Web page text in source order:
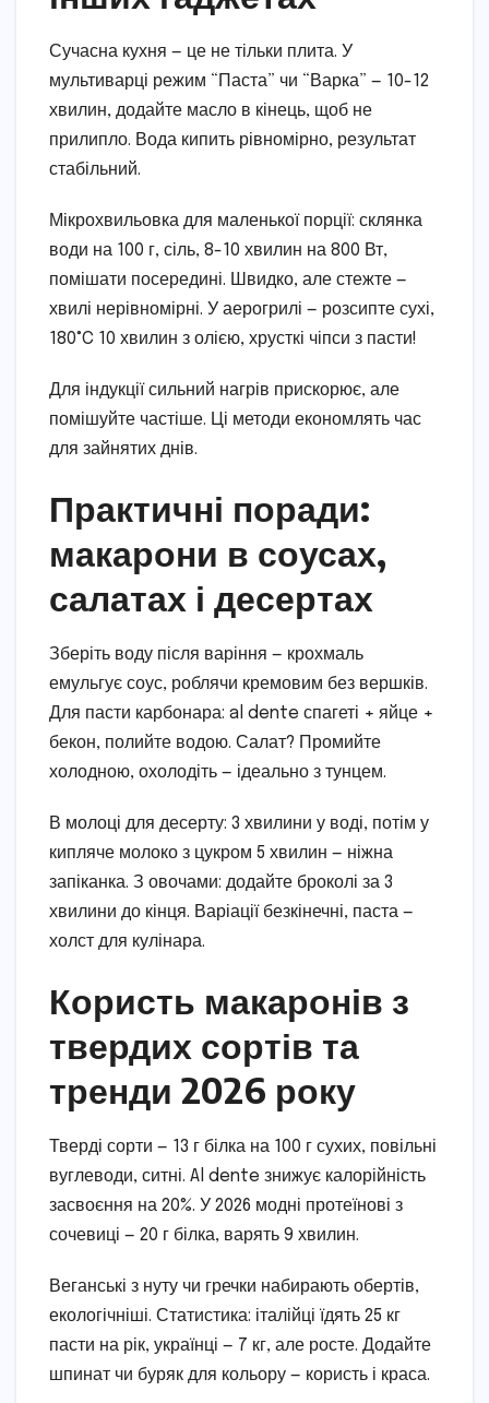
Сучасна кухня — це не тільки плита. У
мультиварці режим “Паста” чи “Варка” — 10-12
хвилин, додайте масло в кінець, щоб не
прилипло. Вода кипить рівномірно, результат
стабільний.
Мікрохвильовка для маленької порції: склянка
води на 100 г, сіль, 8-10 хвилин на 800 Вт,
помішати посередині. Швидко, але стежте —
хвилі нерівномірні. У аерогрилі — розсипте сухі,
180°C 10 хвилин з олією, хрусткі чіпси з пасти!
Для індукції сильний нагрів прискорює, але
помішуйте частіше. Ці методи економлять час
для зайнятих днів.
Практичні поради:
макарони в соусах,
салатах і десертах
Зберіть воду після варіння — крохмаль
емульгує соус, роблячи кремовим без вершків.
Для пасти карбонара: al dente спагеті + яйце +
бекон, полийте водою. Салат? Промийте
холодною, охолодіть — ідеально з тунцем.
В молоці для десерту: 3 хвилини у воді, потім у
кипляче молоко з цукром 5 хвилин — ніжна
запіканка. З овочами: додайте броколі за 3
хвилини до кінця. Варіації безкінечні, паста —
холст для кулінара.
Користь макаронів з
твердих сортів та
тренди 2026 року
Тверді сорти — 13 г білка на 100 г сухих, повільні
вуглеводи, ситні. Al dente знижує калорійність
засвоєння на 20%. У 2026 модні протеїнові з
сочевиці — 20 г білка, варять 9 хвилин.
Веганські з нуту чи гречки набирають обертів,
екологічніші. Статистика: італійці їдять 25 кг
пасти на рік, українці — 7 кг, але росте. Додайте
шпинат чи буряк для кольору — користь і краса.